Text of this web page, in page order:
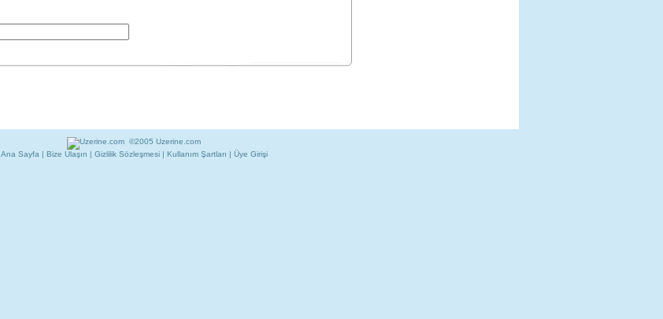
©2005 Uzerine.com
Ana Sayfa | Bize Ulaşın | Gizlilik Sözleşmesi| Kullanım Şartları | Üye Girişi